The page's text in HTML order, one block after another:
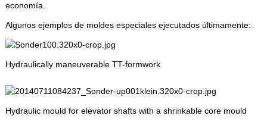
economía.
Algunos ejemplos de moldes especiales ejecutados últimamente:
Hydraulically maneuverable TT-formwork
Hydraulic mould for elevator shafts with a shrinkable core mould